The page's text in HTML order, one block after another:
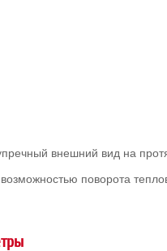
внешний вид на
поворота